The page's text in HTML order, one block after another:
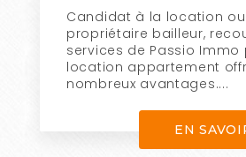
Candidat à la location ou
propriétaire bailleur,
services de Passio Immo
location appartement
nombreux avantages....
EN